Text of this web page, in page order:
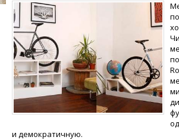
и демократичную.